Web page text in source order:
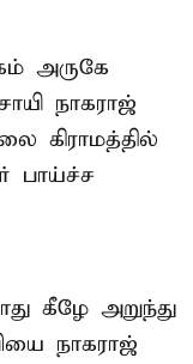
அருகே
நாகராஜ்
கிராமத்தில்
பாய்ச்ச
கீழே அறுந்து
நாகராஜ்